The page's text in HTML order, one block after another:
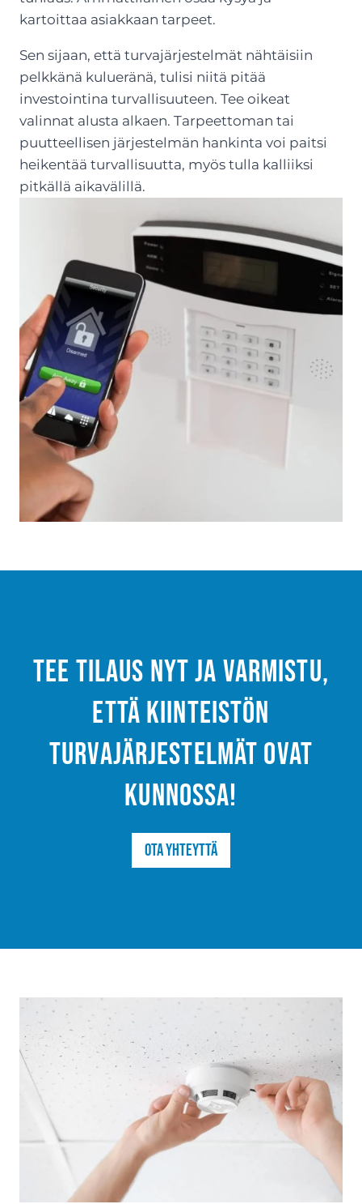
kartoittaa asiakkaan tarpeet.
Sen sijaan, että turvajärjestelmät nähtäisiin
pelkkänä kulueränä, tulisi niitä pitää
investointina turvallisuuteen. Tee oikeat
valinnat alusta alkaen. Tarpeettoman tai
puutteellisen järjestelmän hankinta voi paitsi
heikentää turvallisuutta, myös tulla kalliiksi
pitkällä aikavälillä.
Tee tilaus nyt ja varmistu,
että kiinteistön
turvajärjestelmät ovat
kunnossa!
Ota yhteyttä